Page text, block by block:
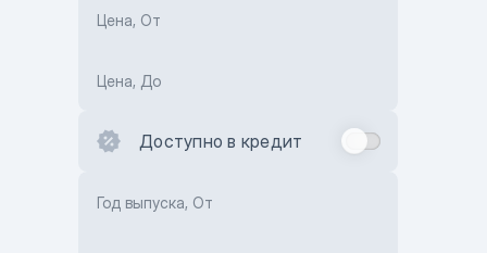
Цена, От
Цена, До
Доступно в кредит
Год выпуска, От